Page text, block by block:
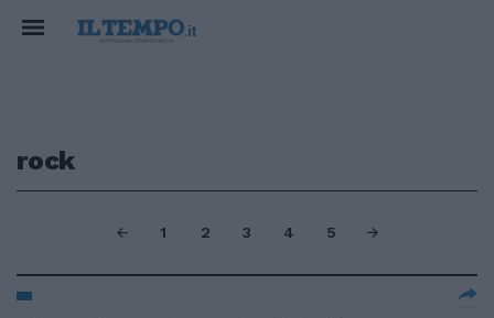
rock
1 2 3 4 5